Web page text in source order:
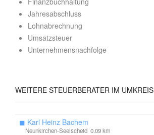
Jahresabschluss
Lohnabrechnung
Umsatzsteuer
Unternehmensnachfolge
WEITERE STEUERBERATER IM UMKREIS
◼ Karl Heinz Bachem
Neunkirchen-Seelscheid 0.09 km